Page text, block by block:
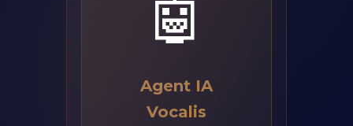
🤖
Agent IA
Vocalis